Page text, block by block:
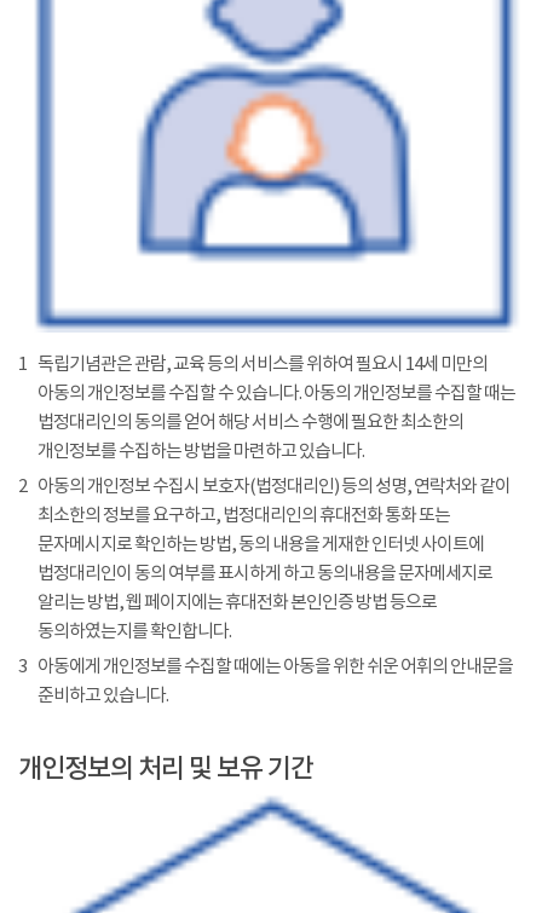
1 독립기념관은 관람, 교육 등의 서비스를 위하여 필요시 14세 미만의
아동의 개인정보를 수집할 수 있습니다. 아동의 개인정보를 수집할 때는
법정대리인의 동의를 얻어 해당 서비스 수행에 필요한 최소한의
개인정보를 수집하는 방법을 마련하고 있습니다.
2 아동의 개인정보 수집시 보호자(법정대리인) 등의 성명, 연락처와 같이
최소한의 정보를 요구하고, 법정대리인의 휴대전화 통화 또는
문자메시지로 확인하는 방법, 동의 내용을 게재한 인터넷 사이트에
법정대리인이 동의 여부를 표시하게 하고 동의내용을 문자메세지로
알리는 방법, 웹 페이지에는 휴대전화 본인인증 방법 등으로
동의하였는지를 확인합니다.
3 아동에게 개인정보를 수집할 때에는 아동을 위한 쉬운 어휘의 안내문을
준비하고 있습니다.
개인정보의 처리 및 보유 기간